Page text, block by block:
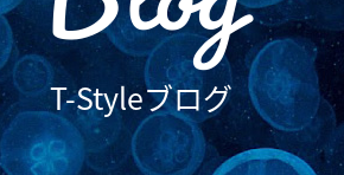
T-Styleブログ